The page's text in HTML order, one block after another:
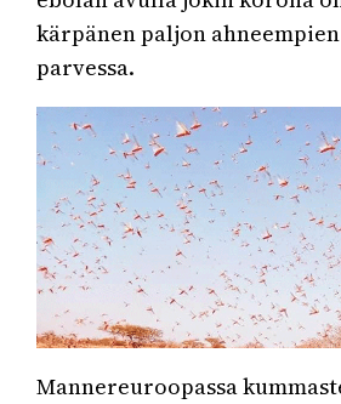
kärpänen paljon
parvessa.
Mannereuroopassa